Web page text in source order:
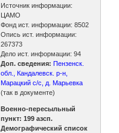
Источник информации:
ЦАМО
Фонд ист. информации: 8502
Опись ист. информации:
267373
Дело ист. информации: 94
Доп. сведения: Пензенск.
обл., Кандалевск. р-н,
Марацкий с/с, д. Марьевка
(так в документе)
Военно-пересыльный
пункт: 199 азсп.
Демографический список